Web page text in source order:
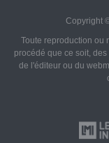
Copyright
Toute reproduction ou
procédé que ce soit,
de l'éditeur ou du